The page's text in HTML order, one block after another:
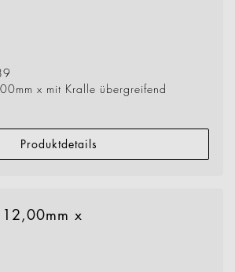
x mit Kralle übergreifend
Produktdetails
x